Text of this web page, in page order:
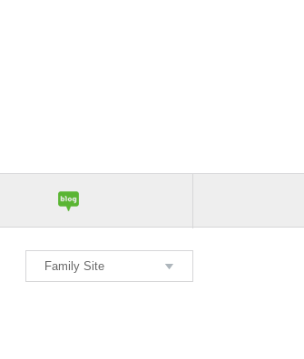
Family Site
서울부민병원